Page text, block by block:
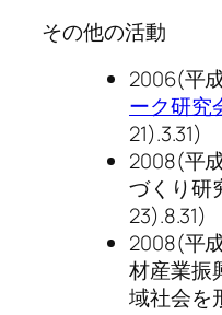
その他の活動
2006(平
ーク研究
21).3.31)
2008(平
づくり研
23).8.31)
2008(平
材産業振
域社会を